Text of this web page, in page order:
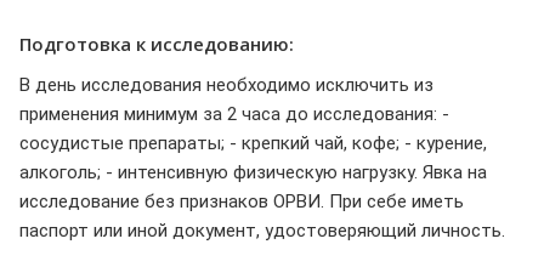
Подготовка к исследованию:
В день исследования необходимо исключить из
применения минимум за 2 часа до исследования: -
сосудистые препараты; - крепкий чай, кофе; - курение,
алкоголь; - интенсивную физическую нагрузку. Явка на
исследование без признаков ОРВИ. При себе иметь
паспорт или иной документ, удостоверяющий личность.